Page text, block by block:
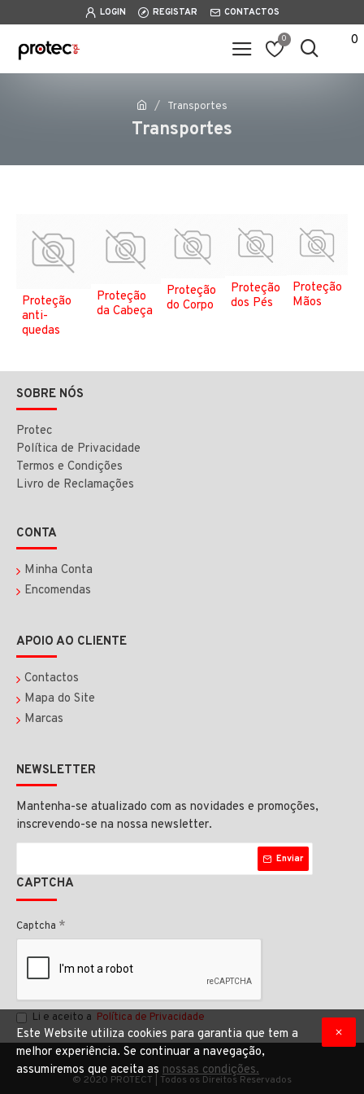
LOGIN REGISTAR CONTACTOS
0 0
Transportes
Transportes
Proteção
anti-
quedas
Proteção
da Cabeça
Proteção
do Corpo
Proteção
dos Pés
Proteção
Mãos
SOBRE NÓS
Protec
Política de Privacidade
Termos e Condições
Livro de Reclamações
CONTA
Minha Conta
Encomendas
APOIO AO CLIENTE
Contactos
Mapa do Site
Marcas
NEWSLETTER
Mantenha-se atualizado com as novidades e promoções,
inscrevendo-se na nossa newsletter.
Enviar
CAPTCHA
Captcha
Li e aceito a Política de Privacidade
© 2020 PROTECT | Todos os Direitos Reservados
Este Website utiliza cookies para garantia que tem a
melhor experiência. Se continuar a navegação,
assumiremos que aceita as nossas condições.